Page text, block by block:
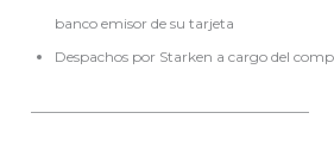
banco emisor de su tarjeta
Despachos por Starken a cargo del
———————————————————–